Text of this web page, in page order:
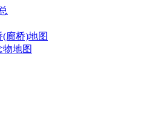
廊桥)地图
物地图